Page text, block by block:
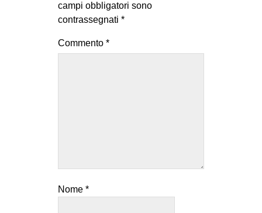
campi obbligatori sono
contrassegnati *
Commento *
Nome *